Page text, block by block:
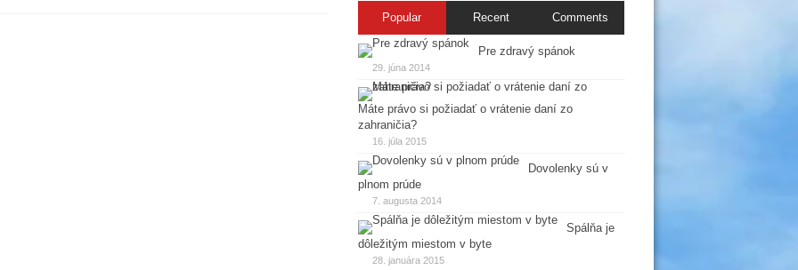
Popular Recent Comments
Pre zdravý spánok
29. júna 2014
Máte právo si požiadať o vrátenie daní zo
zahraničia?
16. júla 2015
Dovolenky sú v
plnom prúde
7. augusta 2014
Spálňa je
dôležitým miestom v byte
28. januára 2015